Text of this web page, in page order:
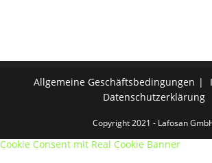
Allgemeine Geschäftsbedingungen
Datenschutzerklärung
Copyright 2021 - Lafosan
Cookie Consent mit Real Cookie Banner